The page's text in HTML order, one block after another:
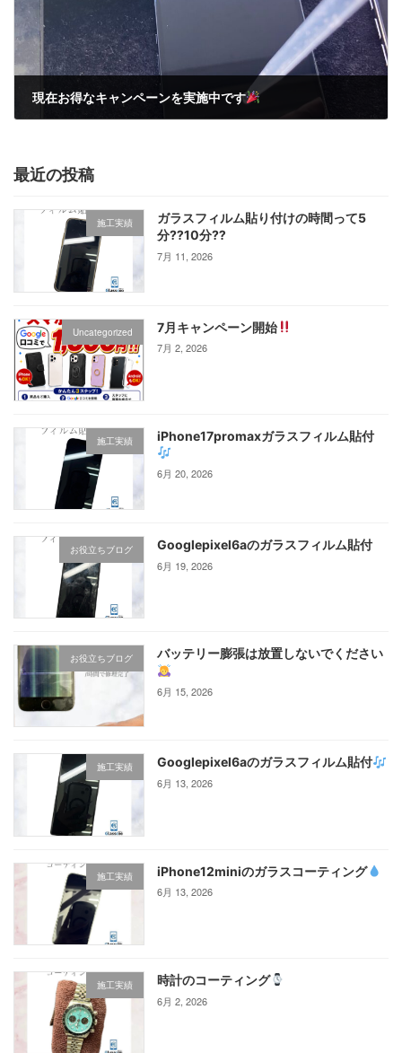
現在お得なキャンペーンを実施中です
最近の投稿
施工実績
ガラスフィルム貼り付けの時間って5
分⁇10分⁇
7月 11, 2026
Uncategorized 7月キャンペーン開始
7月 2, 2026
施工実績 iPhone17promaxガラスフィルム貼付
6月 20, 2026
お役立ちブログ Googlepixel6aのガラスフィルム貼付
6月 19, 2026
お役立ちブログ バッテリー膨張は放置しないでください
6月 15, 2026
施工実績 Googlepixel6aのガラスフィルム貼付
6月 13, 2026
施工実績 iPhone12miniのガラスコーティング‪
6月 13, 2026
施工実績 時計のコーティング
6月 2, 2026